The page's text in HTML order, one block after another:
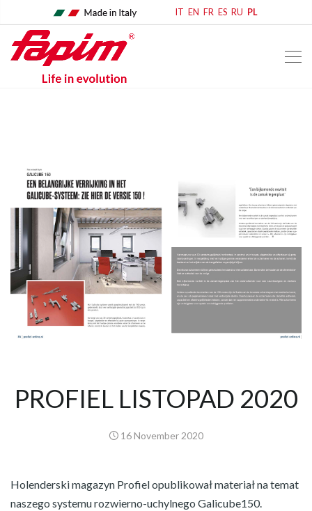
IT EN FR ES RU PL
PROFIEL LISTOPAD 2020
16 November 2020
Holenderski magazyn Profiel opublikował materiał na temat
naszego systemu rozwierno-uchylnego Galicube150.